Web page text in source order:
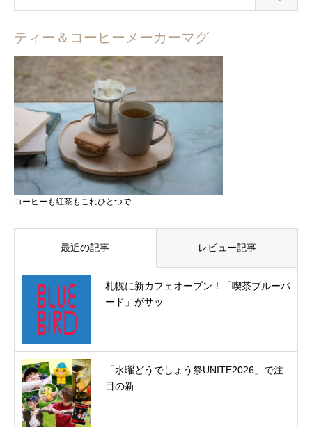
ティー＆コーヒーメーカーマグ
コーヒーも紅茶もこれひとつで
最近の記事 レビュー記事
札幌に新カフェオープン！「喫茶ブルーバ
ード」がサッ...
「水曜どうでしょう祭UNITE2026」で注
目の新...